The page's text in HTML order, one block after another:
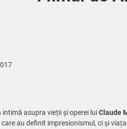
asupra vieții și operei luiClaude
au definit impresionismul, ci și